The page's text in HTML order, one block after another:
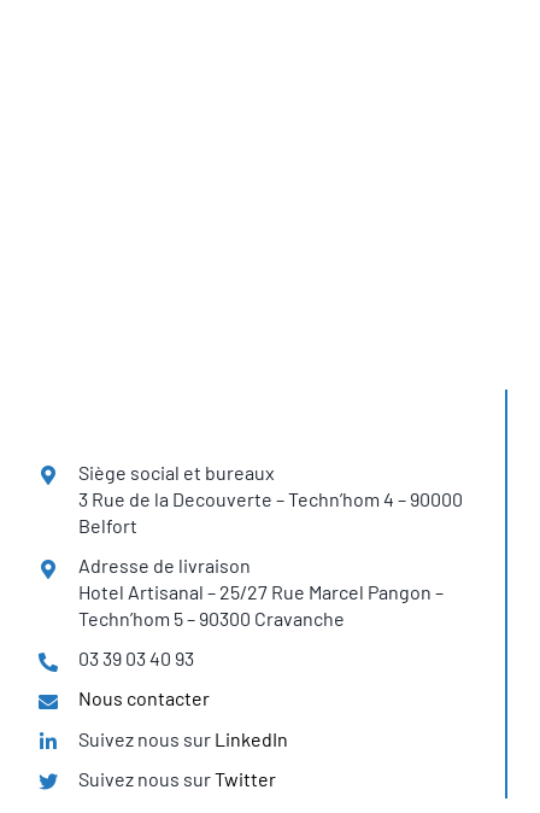
Siège social et bureaux
3 Rue de la Decouverte – Techn’hom 4 – 90000
Belfort
Adresse de livraison
Hotel Artisanal – 25/27 Rue Marcel Pangon –
Techn’hom 5 – 90300 Cravanche
03 39 03 40 93
Nous contacter
Suivez nous sur LinkedIn
Suivez nous surTwitter